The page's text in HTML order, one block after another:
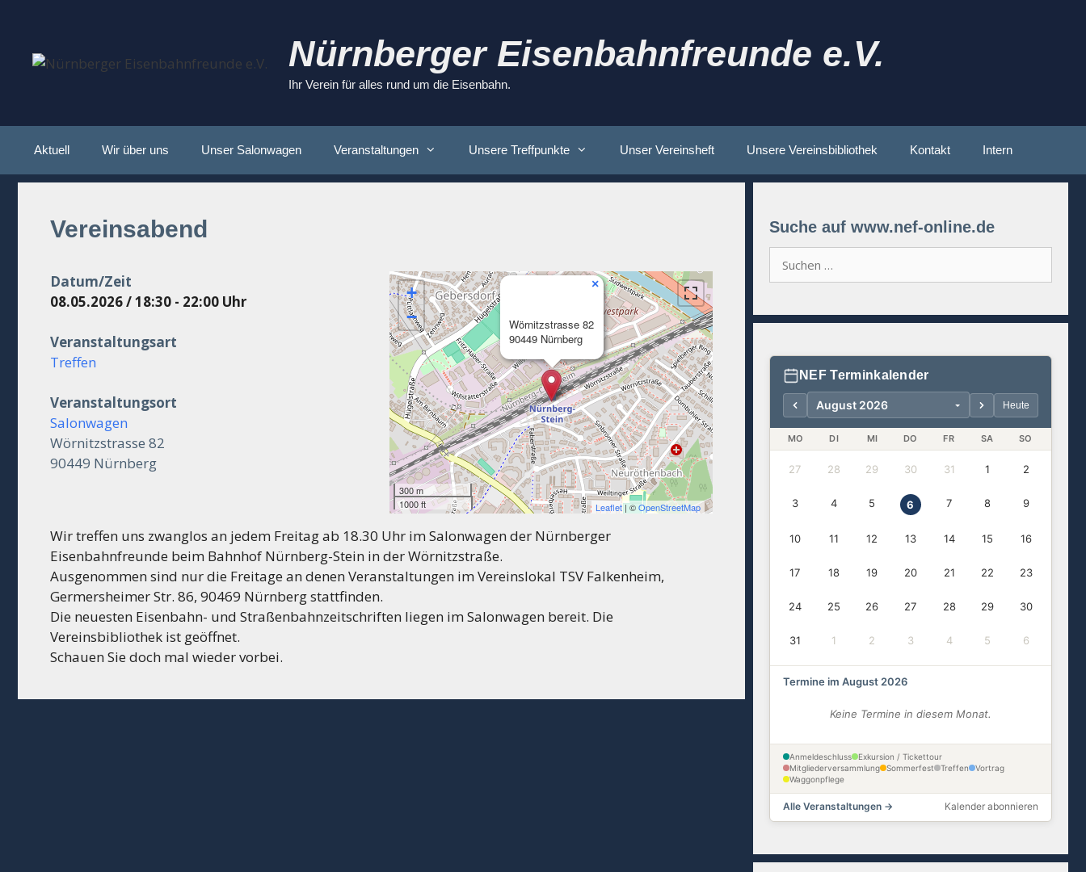
springen
Nürnberger Eisenbahnfreunde e.V.
Ihr Verein für alles rund um die Eisenbahn.
Aktuell Wir über uns Unser Salonwagen Veranstaltungen Unsere Treffpunkte Unser Vereinsheft Unsere Vereinsbibliothek Kontakt Intern
Vereinsabend
Wörnitzstrasse 82
90449 Nürnberg
×
+
−
300 m
1000 ft
Leaflet| ©OpenStreetMap
Datum/Zeit
08.05.2026 / 18:30 - 22:00 Uhr
Veranstaltungsart
Treffen
Veranstaltungsort
Salonwagen
Wörnitzstrasse 82
90449 Nürnberg
Wir treffen uns zwanglos an jedem Freitag ab 18.30 Uhr im Salonwagen der Nürnberger
Eisenbahnfreunde beim Bahnhof Nürnberg-Stein in der Wörnitzstraße.
Ausgenommen sind nur die Freitage an denen Veranstaltungen im Vereinslokal TSV Falkenheim,
Germersheimer Str. 86, 90469 Nürnberg stattfinden.
Die neuesten Eisenbahn- und Straßenbahnzeitschriften liegen im Salonwagen bereit. Die
Vereinsbibliothek ist geöffnet.
Schauen Sie doch mal wieder vorbei.
Suche auf www.nef-online.de
nach:
NEF Terminkalender
Heute
MO DI MI DO FR SA SO
27 28 29 30 31 1 2
3 4 5 6 7 8 9
10 11 12 13 14 15 16
17 18 19 20 21 22 23
24 25 26 27 28 29 30
31 1 2 3 4 5 6
Termine im August 2026
Keine Termine in diesem Monat.
Anmeldeschluss
Exkursion / Tickettour
Mitgliederversammlung
Sommerfest Treffen
Vortrag
Waggonpflege
Alle Veranstaltungen → Kalender abonnieren